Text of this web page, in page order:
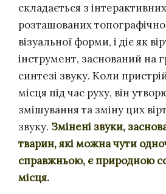
складається з
розташованих
візуальної форми, і діє як
інструмент, заснований на
синтезі звуку. Коли
місця під час руху, він
змішування та зміну цих
звуку. Змінені звуки,
тварин, які можна чути
справжньою, є природною
місця.